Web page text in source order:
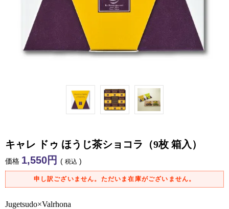
キャレ ドゥ ほうじ茶ショコラ（9枚 箱入）
価格 1,550 税込
申し訳ございません。ただいま在庫がございません。
Jugetsudo×Valrhona